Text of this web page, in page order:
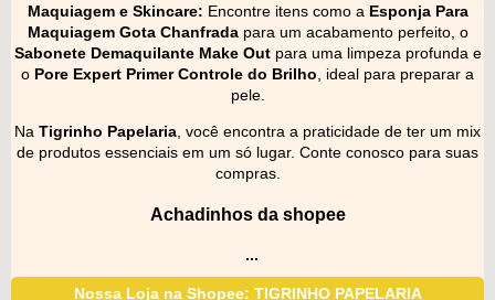
Maquiagem e Skincare: Encontre itens como a Esponja Para
Maquiagem Gota Chanfradapara um acabamento perfeito, o
Sabonete Demaquilante Make Outpara uma limpeza profunda e
o Pore Expert Primer Controle do Brilho , ideal para preparar a
pele.
Na Tigrinho Papelaria , você encontra a praticidade de ter um mix
de produtos essenciais em um só lugar. Conte conosco para suas
compras.
Achadinhos da shopee
...
Nossa Loja na Shopee: TIGRINHO PAPELARIA